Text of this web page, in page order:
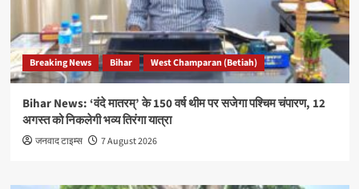
Breaking News Bihar West Champaran (Betiah)
Bihar News: ‘वंदे मातरम्’ के 150 वर्ष थीम पर सजेगा पश्चिम चंपारण, 12
अगस्त को निकलेगी भव्य तिरंगा यात्रा
जनवाद टाइम्स 7 August 2026